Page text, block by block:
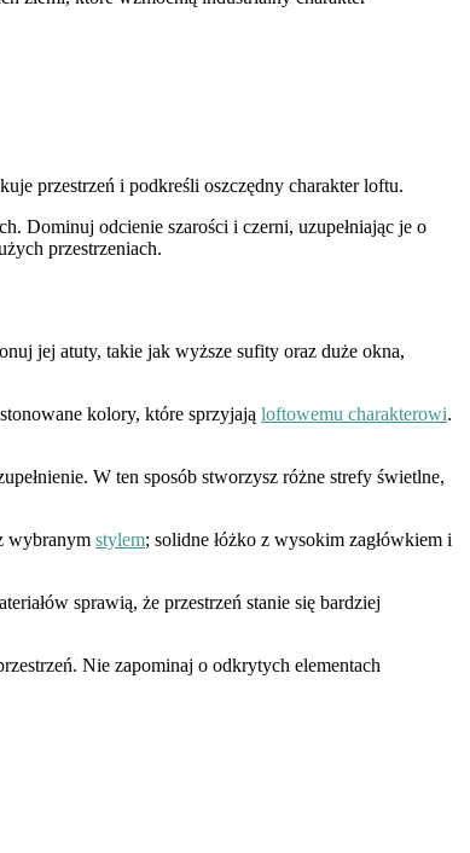
przestrzeń i podkreśli oszczędny charakter loftu.
Dominuj odcienie szarości i czerni, uzupełniając je o
przestrzeniach.
jej atuty, takie jak wyższe sufity oraz duże okna,
kolory, które sprzyjają loftowemu charakterowi.
W ten sposób stworzysz różne strefy świetlne,
wybranym stylem; solidne łóżko z wysokim zagłówkiem i
sprawią, że przestrzeń stanie się bardziej
Nie zapominaj o odkrytych elementach